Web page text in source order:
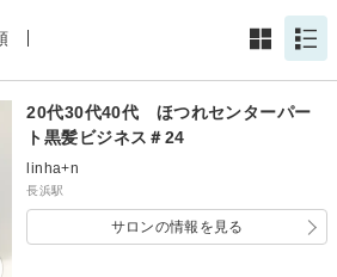
20代30代40代 ほつれセンターパー
ト黒髪ビジネス＃24
linha+n
長浜駅
サロンの情報を見る